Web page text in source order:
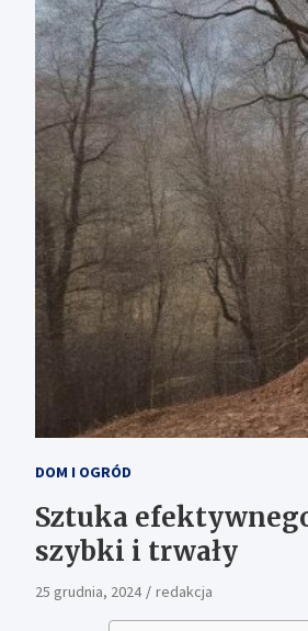
DOM I OGRÓD
Sztuka
szybki i trwały
25 grudnia, 2024 redakcja